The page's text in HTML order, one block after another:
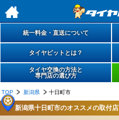
h
統一料金・直送について
タイヤピットとは？
タイヤ交換の方法と
専門店の選び方
TOP 新潟県 十日町市
新潟県十日町市のオススメの取付店